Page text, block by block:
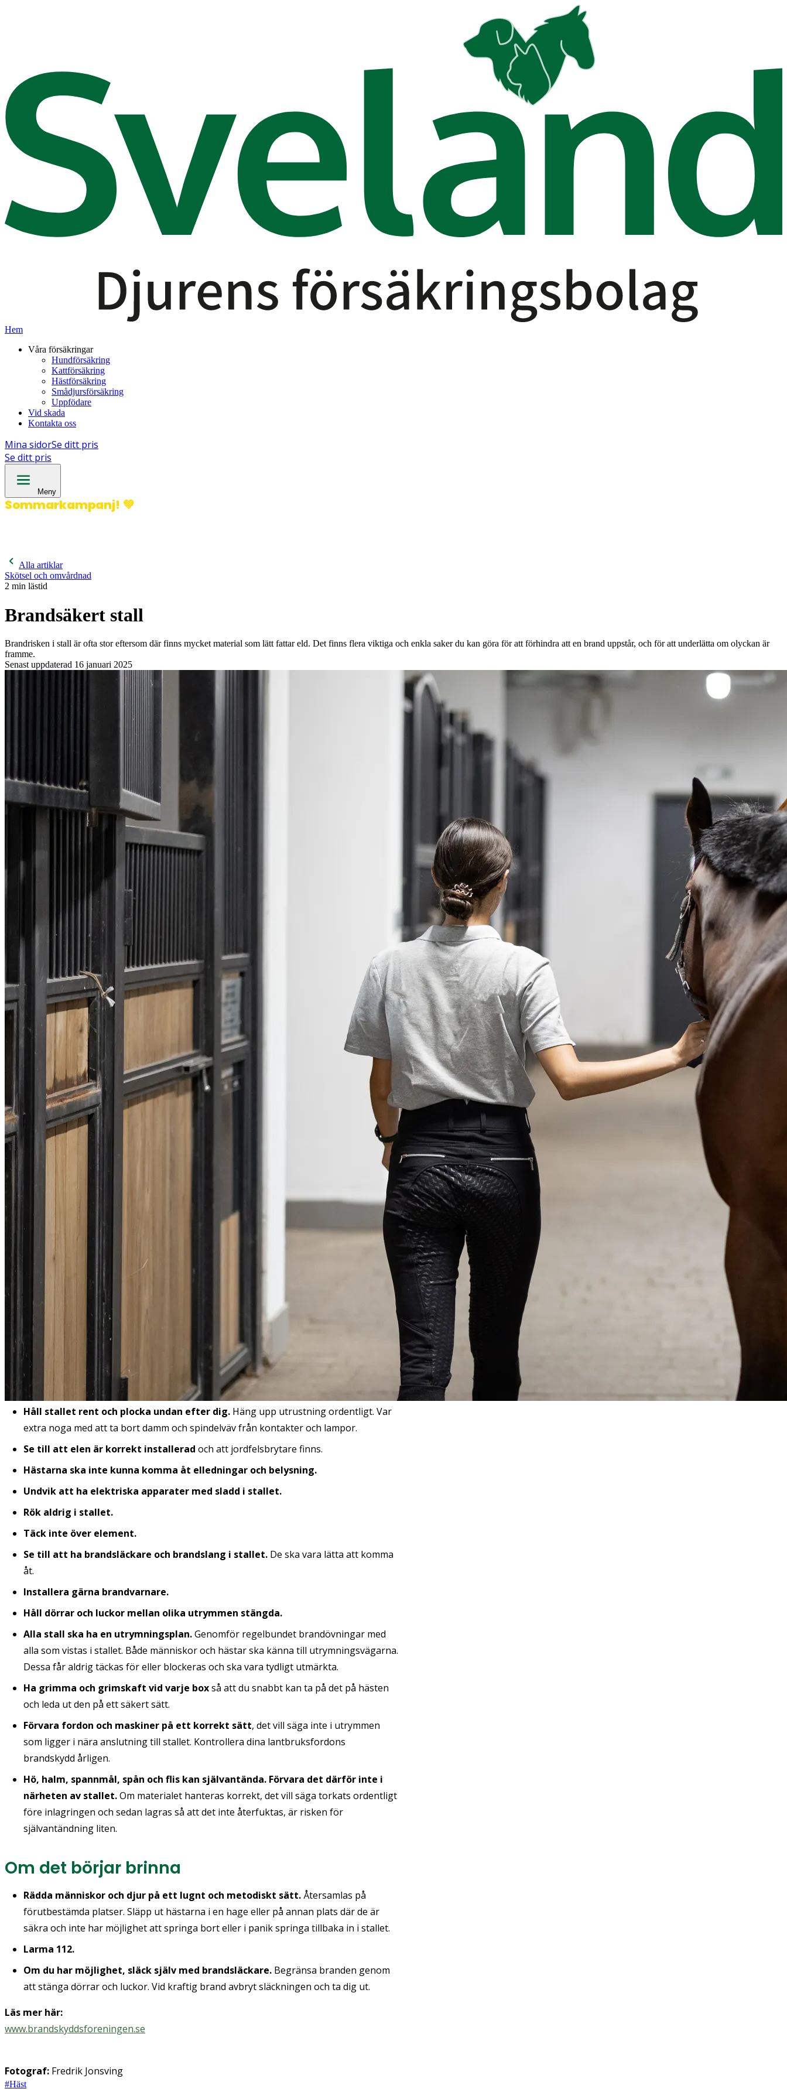
Hem
Våra försäkringar
Hundförsäkring
Kattförsäkring
Hästförsäkring
Smådjursförsäkring
Uppfödare
Vid skada
Kontakta oss
Mina sidorSe ditt pris
Se ditt pris
Meny
Sommarkampanj! 💚
Alla artiklar
Skötsel och omvårdnad
2 min lästid
Brandsäkert stall
Brandrisken i stall är ofta stor eftersom där finns mycket material som lätt fattar eld. Det finns flera viktiga och enkla saker du kan göra för att förhindra att en brand uppstår, och för att underlätta om olyckan är
framme.
Senast uppdaterad 16 januari 2025
Håll stallet rent och plocka undan efter dig. Häng upp utrustning ordentligt. Var
extra noga med att ta bort damm och spindelväv från kontakter och lampor.
Se till att elen är korrekt installerad och att jordfelsbrytare finns.
Hästarna ska inte kunna komma åt elledningar och belysning.
Undvik att ha elektriska apparater med sladd i stallet.
Rök aldrig i stallet.
Täck inte över element.
Se till att ha brandsläckare och brandslang i stallet. De ska vara lätta att komma
åt.
Installera gärna brandvarnare.
Håll dörrar och luckor mellan olika utrymmen stängda.
Alla stall ska ha en utrymningsplan.Genomför regelbundet brandövningar med
alla som vistas i stallet. Både människor och hästar ska känna till utrymningsvägarna.
Dessa får aldrig täckas för eller blockeras och ska vara tydligt utmärkta.
Ha grimma och grimskaft vid varje boxså att du snabbt kan ta på det på hästen
och leda ut den på ett säkert sätt.
Förvara fordon och maskiner på ett korrekt sätt, det vill säga inte i utrymmen
som ligger i nära anslutning till stallet. Kontrollera dina lantbruksfordons
brandskydd årligen.
Hö, halm, spannmål, spån och flis kan självantända. Förvara det därför inte i
närheten av stallet.Om materialet hanteras korrekt, det vill säga torkats ordentligt
före inlagringen och sedan lagras så att det inte återfuktas, är risken för
självantändning liten.
Om det börjar brinna
Rädda människor och djur på ett lugnt och metodiskt sätt.Återsamlas på
förutbestämda platser. Släpp ut hästarna i en hage eller på annan plats där de är
säkra och inte har möjlighet att springa bort eller i panik springa tillbaka in i stallet.
Larma 112.
Om du har möjlighet, släck själv med brandsläckare. Begränsa branden genom
att stänga dörrar och luckor. Vid kraftig brand avbryt släckningen och ta dig ut.
Läs mer här:
www.brandskyddsforeningen.se
Fotograf: Fredrik Jonsving
#Häst